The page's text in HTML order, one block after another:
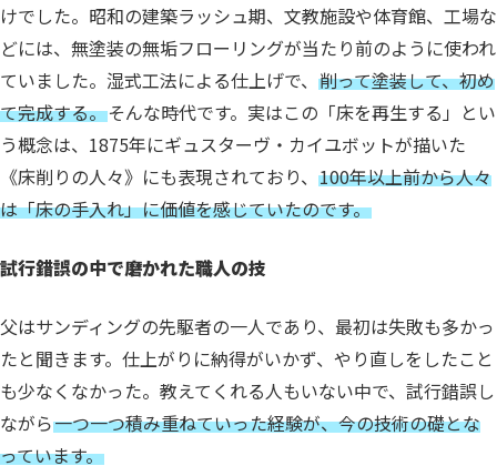
けでした。 昭和の建築ラッシュ期、文教施設や体育館、工場な
どには、無塗装の無垢フローリングが当たり前のように使われ
ていました。 湿式工法による仕上げで、 削って塗装して、初め
て完成する。そんな時代です。 実はこの「床を再生する」とい
う概念は、1875年にギュスターヴ・カイユボットが描いた
《床削りの人々》にも表現されており、 100年以上前から人々
は「床の手入れ」に価値を感じていたのです。
試行錯誤の中で磨かれた職人の技
父はサンディングの先駆者の一人であり、最初は失敗も多かっ
たと聞きます。 仕上がりに納得がいかず、やり直しをしたこと
も少なくなかった。 教えてくれる人もいない中で、試行錯誤し
ながら一つ一つ積み重ねていった経験が、今の技術の礎とな
っています。